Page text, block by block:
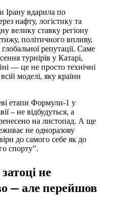
Ірану вдарила по
нафту, логістику та
велику ставку регіону
політичного впливу,
репутації. Саме
турнірів у Катарі,
— це не просто технічні
моделі, яку країни
етапи Формули-1 у
– не відбудуться, а
на листопад. А ще
не одноразову
до самого себе як до
спорту”.
не
— але перейшов